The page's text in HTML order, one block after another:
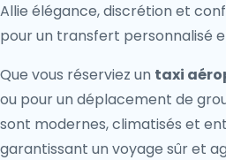
Allie élégance, discrétion et
pour un transfert personnalisé
Que vous réserviez un taxi
ou pour un déplacement de
sont modernes, climatisés et
garantissant un voyage sûr et